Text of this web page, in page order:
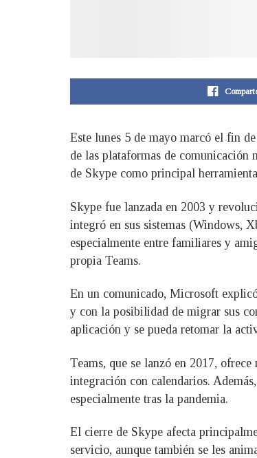
Este lunes 5 de mayo marcó el fin
de las plataformas de comunicación
de Skype como principal
Skype fue lanzada en 2003 y
integró en sus sistemas (Windows,
especialmente entre familiares y
propia Teams.
En un comunicado, Microsoft
y con la posibilidad de migrar sus
aplicación y se pueda retomar la
Teams, que se lanzó en 2017,
integración con calendarios.
especialmente tras la pandemia.
El cierre de Skype afecta
servicio, aunque también se les